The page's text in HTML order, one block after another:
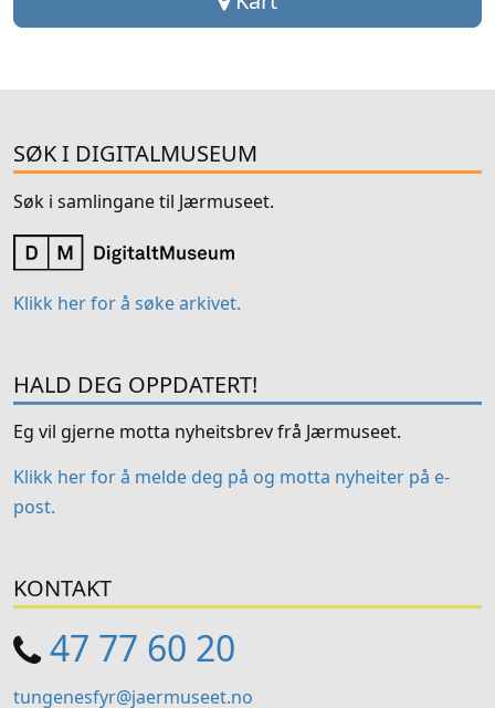
SØK I DIGITALMUSEUM
Søk i samlingane til Jærmuseet.
Klikk her for å søke arkivet.
HALD DEG OPPDATERT!
Eg vil gjerne motta nyheitsbrev frå Jærmuseet.
Klikk her for å melde deg på og motta nyheiter på e-
post.
KONTAKT
47 77 60 20
tungenesfyr@jaermuseet.no